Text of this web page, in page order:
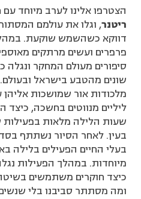
הצטרפו אלינו לערב מיוחד
ריטנר, וגלו את עולמם
דווקא כשהשמש שוקעת.
פרפרים ועשים מרתקים
סיפורים מעולם המחקר ונגלה
שונים מהטבע בישראל ובעולם.
מלכודות אור שמושכות אליהן
ליליים מנווטים בחשכה,
שעות הלילה מלאות
בעין. לאחר הסיור נשתתף
בעלי החיים הפעילים בלילה
מיוחדות. במהלך הפעילות
כיצד חוקרים משתמשים
ומה מסתתר סביבנו בלי